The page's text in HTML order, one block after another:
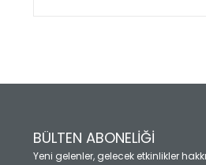
Ürün açıklamasında
Ürün fiyatı diğer sitelerden
Bu ürüne benzer farklı
BÜLTEN ABONELİĞİ
Yeni gelenler, gelecek etkinlikler